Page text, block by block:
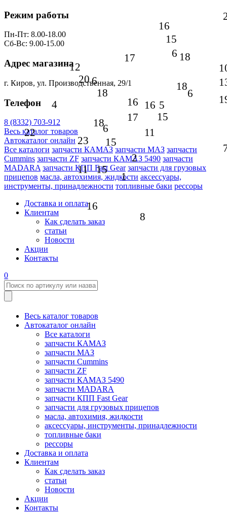
Режим работы
Пн-Пт: 8.00-18.00
Сб-Вс: 9.00-15.00
Адрес магазина
г. Киров, ул. Производственная, 29/1
Телефон
8 (8332) 703-912
Весь каталог товаров
Автокаталог онлайн
Все каталоги запчасти КАМАЗ запчасти МАЗ запчасти
Cummins запчасти ZF запчасти КАМАЗ 5490 запчасти
MADARA запчасти КПП Fast Gear запчасти для грузовых
прицепов масла, автохимия, жидкости аксессуары,
инструменты, принадлежности топливные баки рессоры
Доставка и оплата
Клиентам
Как сделать заказ
статьи
Новости
Акции
Контакты
0
Весь каталог товаров
Автокаталог онлайн
Все каталоги
запчасти КАМАЗ
запчасти МАЗ
запчасти Cummins
запчасти ZF
запчасти КАМАЗ 5490
запчасти MADARA
запчасти КПП Fast Gear
запчасти для грузовых прицепов
масла, автохимия, жидкости
аксессуары, инструменты, принадлежности
топливные баки
рессоры
Доставка и оплата
Клиентам
Как сделать заказ
статьи
Новости
Акции
Контакты
15
15
15
15
16
16
16
16
17
17
18
18
18
18
20
12
22
23
2
4 5
6
6
6
6
1
8
11
11